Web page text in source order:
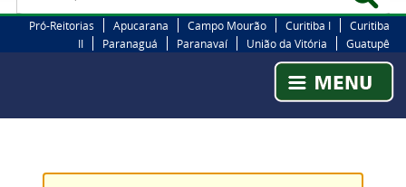
Pró-Reitorias Apucarana Campo Mourão Curitiba I
Curitiba
II
Paranaguá Paranavaí União da Vitória Guatupê